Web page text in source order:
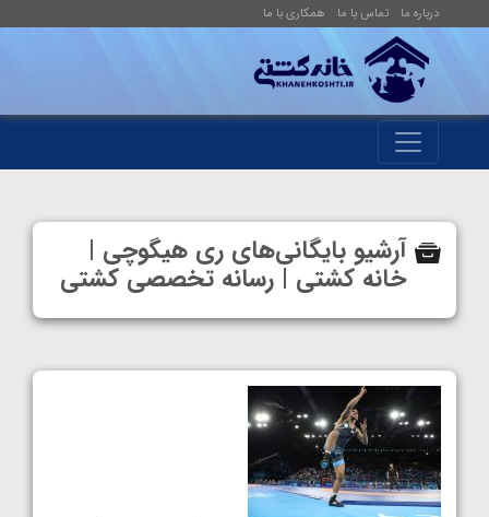
درباره ما تماس با ما همکاری با ما
آرشیو بایگانی‌های ری هیگوچی |
خانه کشتی | رسانه تخصصی کشتی